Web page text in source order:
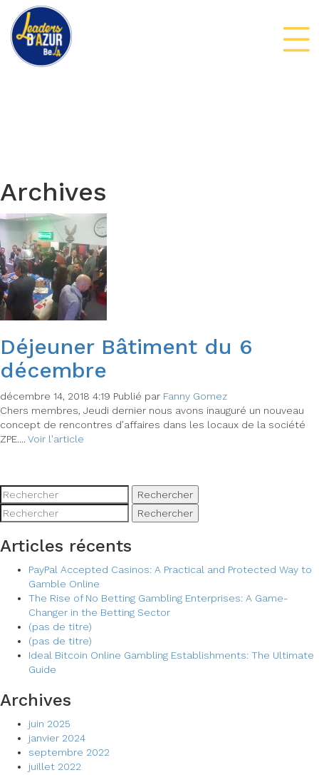
Archives
Déjeuner Bâtiment du 6
décembre
décembre 14, 2018 4:19 Publié par Fanny Gomez
Chers membres, Jeudi dernier nous avons inauguré un nouveau
concept de rencontres d’affaires dans les locaux de la société
ZPE.... Voir l'article
Rechercher
Rechercher
Articles récents
PayPal Accepted Casinos: A Practical and Protected Way to
Gamble Online
The Rise of No Betting Gambling Enterprises: A Game-
Changer in the Betting Sector
(pas de titre)
(pas de titre)
Ideal Bitcoin Online Gambling Establishments: The Ultimate
Guide
Archives
juin 2025
janvier 2024
septembre 2022
juillet 2022